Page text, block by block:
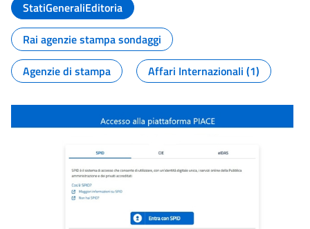
StatiGeneraliEditoria
Rai agenzie stampa sondaggi
Agenzie di stampa
Affari Internazionali (1)